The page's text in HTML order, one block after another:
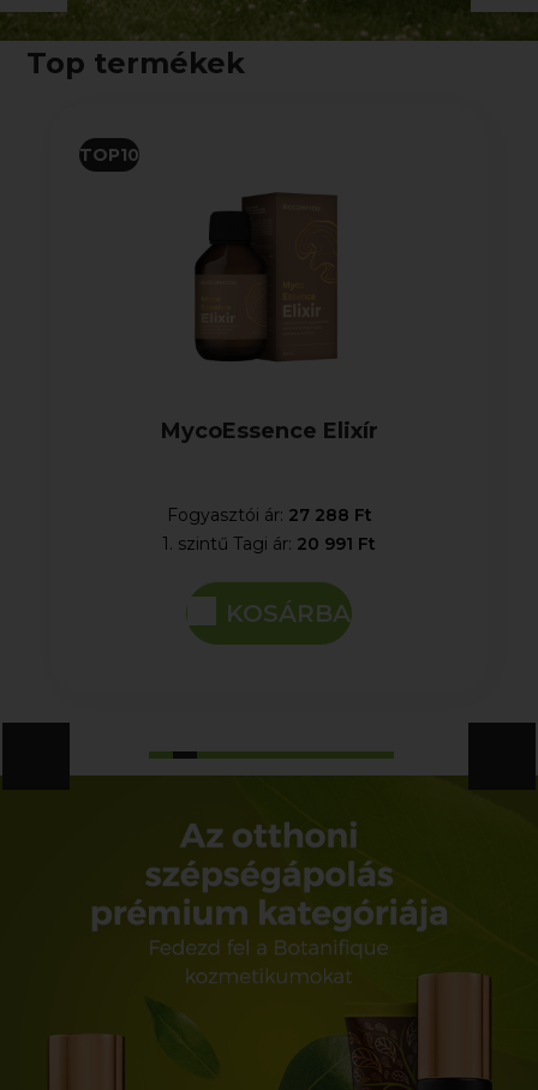
Top termékek
TOP10
MycoEssence Elixír
Fogyasztói ár: 27 288 Ft
1. szintű Tagi ár: 20 991 Ft
KOSÁRBA